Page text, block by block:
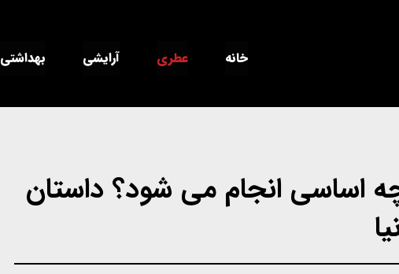
خانه عطری آرایشی بهداشتی
اساسی انجام می شود؟ داستان